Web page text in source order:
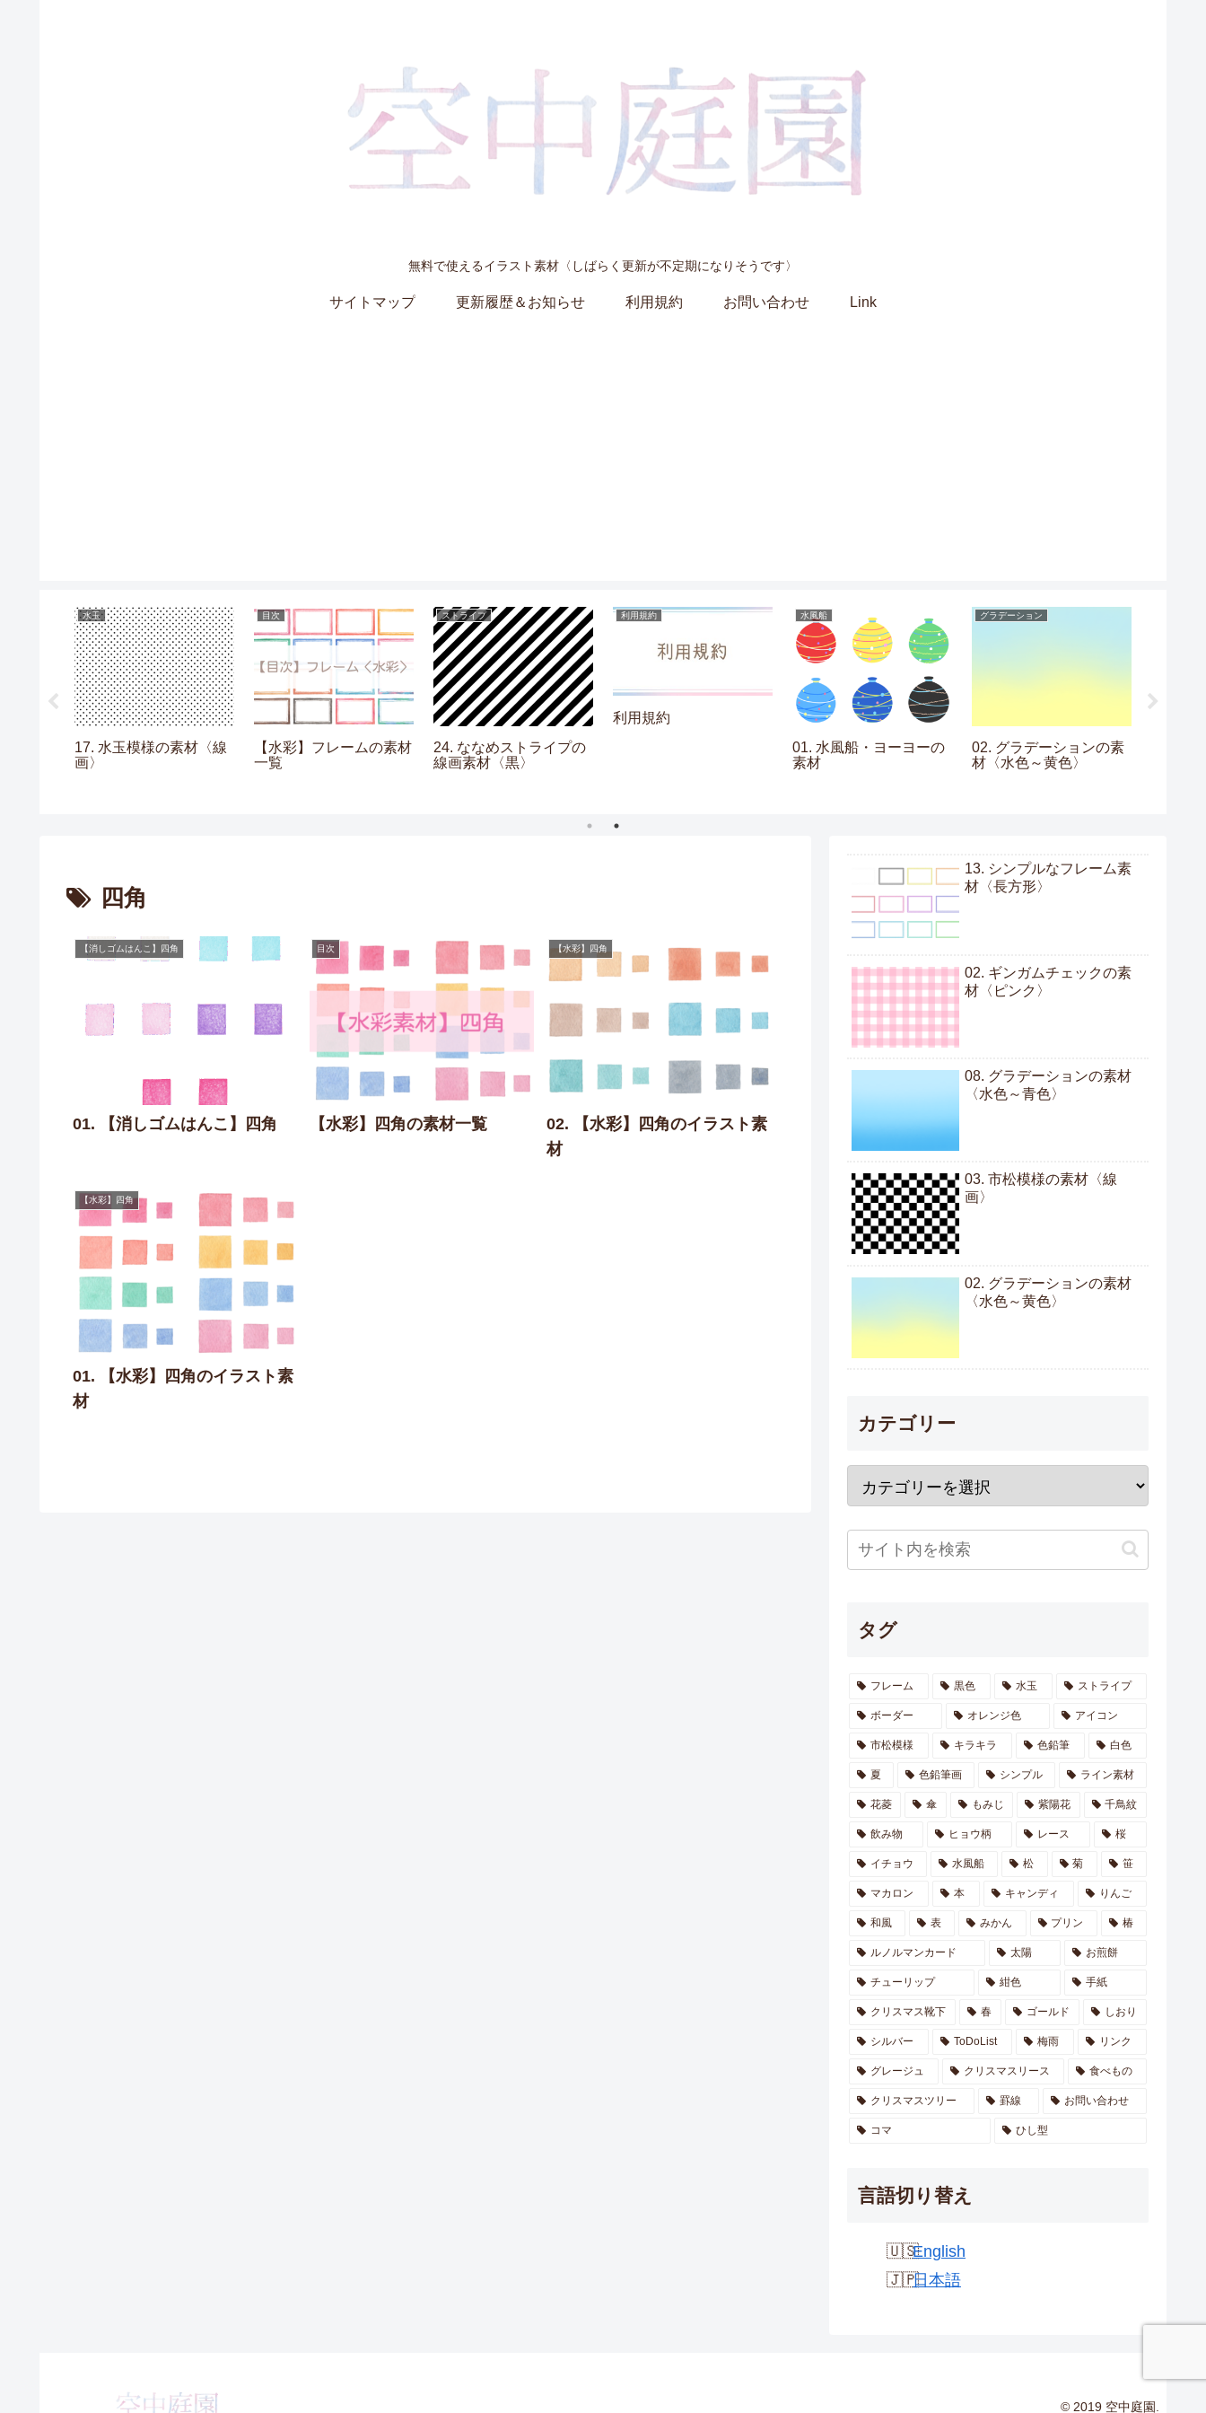
無料で使えるイラスト素材〈しばらく更新が不定期になりそうです〉
サイトマップ 更新履歴＆お知らせ 利用規約 お問い合わせ Link
水玉
17. 水玉模様の素材〈線
画〉
目次
【水彩】フレームの素材
一覧
ストライプ
24. ななめストライプの
線画素材〈黒〉
利用規約
利用規約
水風船
01. 水風船・ヨーヨーの
素材
グラデーション
02. グラデーションの素
材〈水色～黄色〉
四角
【消しゴムはんこ】四角
01. 【消しゴムはんこ】四角
目次
【水彩】四角の素材一覧
【水彩】四角
02. 【水彩】四角のイラスト素
材
【水彩】四角
01. 【水彩】四角のイラスト素
材
13. シンプルなフレーム素
材〈長方形〉
02. ギンガムチェックの素
材〈ピンク〉
08. グラデーションの素材
〈水色～青色〉
03. 市松模様の素材〈線
画〉
02. グラデーションの素材
〈水色～黄色〉
カテゴリー
タグ
フレーム 黒色 水玉 ストライプ
ボーダー オレンジ色 アイコン
市松模様 キラキラ 色鉛筆 白色
夏 色鉛筆画 シンプル ライン素材
花菱 傘 もみじ 紫陽花 千鳥紋
飲み物 ヒョウ柄 レース 桜
イチョウ 水風船 松 菊 笹
マカロン 本 キャンディ りんご
和風 表 みかん プリン 椿
ルノルマンカード 太陽 お煎餅
チューリップ 紺色 手紙
クリスマス靴下 春 ゴールド しおり
シルバー ToDoList 梅雨 リンク
グレージュ クリスマスリース 食べもの
クリスマスツリー 罫線 お問い合わせ
コマ ひし型
言語切り替え
English
日本語
© 2019 空中庭園.